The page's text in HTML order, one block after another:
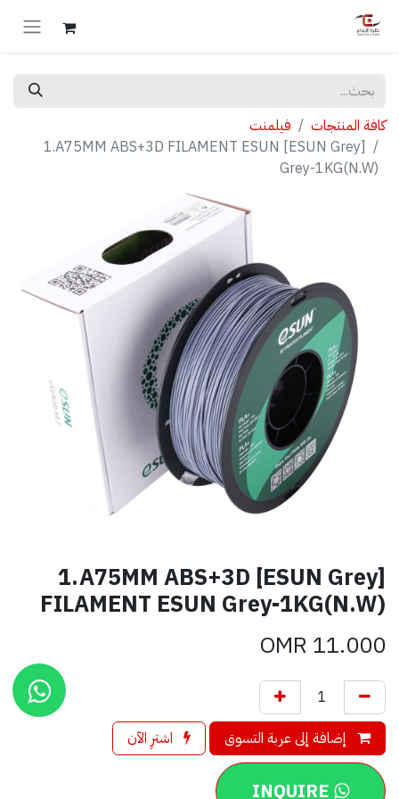
كافة المنتجات
فيلمنت
[ESUN Grey] 1.A75MM ABS+3D FILAMENT ESUN
Grey-1KG(N.W)
[ESUN Grey] 1.A75MM ABS+3D
FILAMENT ESUN Grey-1KG(N.W)
11.000
إضافة إلى عربة التسوق اشترِ الآن
INQUIRE